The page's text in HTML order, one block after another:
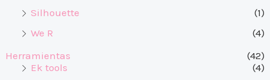
Silhouette
(1)
We R
(4)
Herramientas
(42)
Ek tools
(4)